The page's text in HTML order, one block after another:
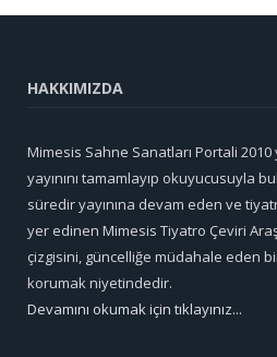
HAKKIMIZDA
Mimesis Sahne Sanatları Portali 2010
yayınını tamamlayıp okuyucusuyla
süredir yayınına devam eden ve
yer edinen Mimesis Tiyatro Çeviri
çizgisini, güncelliğe müdahale eden
korumak niyetindedir.
Devamını okumak için tıklayınız...